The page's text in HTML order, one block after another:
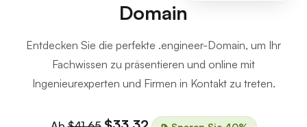
Domain
Entdecken Sie die perfekte .engineer-Domain, um Ihr
Fachwissen zu präsentieren und online mit
Ingenieurexperten und Firmen in Kontakt zu treten.